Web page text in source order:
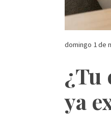
domingo 1 de
¿Tu
ya